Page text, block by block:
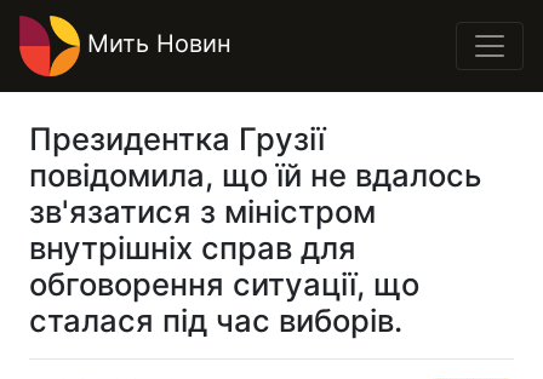
Мить Новин
Президентка Грузії
повідомила, що їй не вдалось
зв'язатися з міністром
внутрішніх справ для
обговорення ситуації, що
сталася під час виборів.